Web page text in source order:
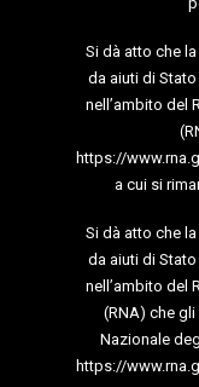
Si dà atto che
da aiuti di
nell’ambito del
https://
a cui si
Si dà atto che
da aiuti di
nell’ambito del
(RNA) che
Nazionale
https://